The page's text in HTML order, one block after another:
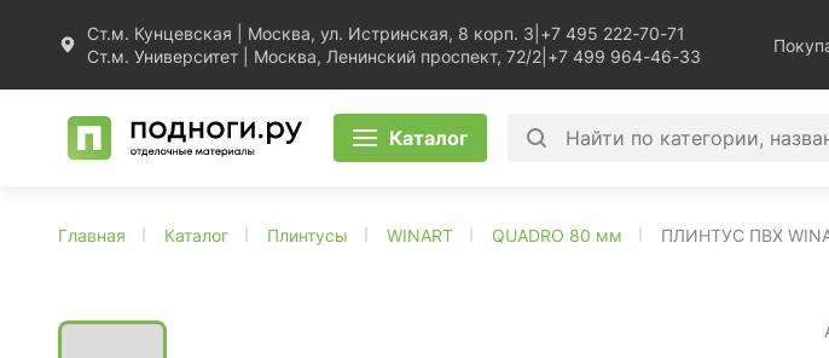
Ст.м. Кунцевская | Москва, ул. Истринская, 8 корп. 3 +7 495 222-70-71
Ст.м. Университет | Москва, Ленинский проспект, 72/2 +7 499 964-46-33
Каталог
Главная Каталог Плинтусы WINART QUADRO 80 мм ПЛИНТУС ПВХ